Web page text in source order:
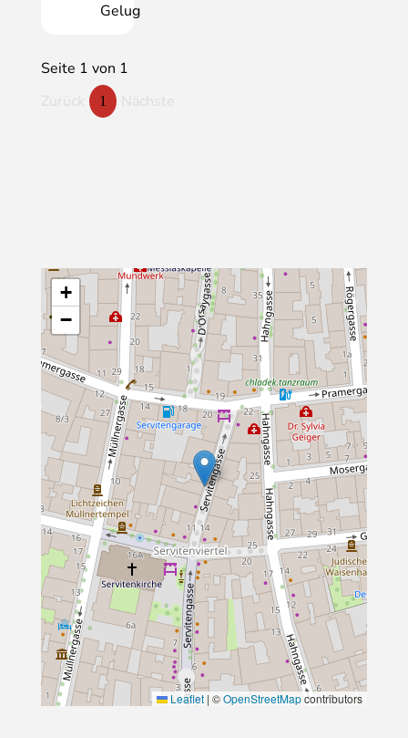
Gelug
Seite 1 von 1
1
+
−
Leaflet | ©OpenStreetMapcontributors